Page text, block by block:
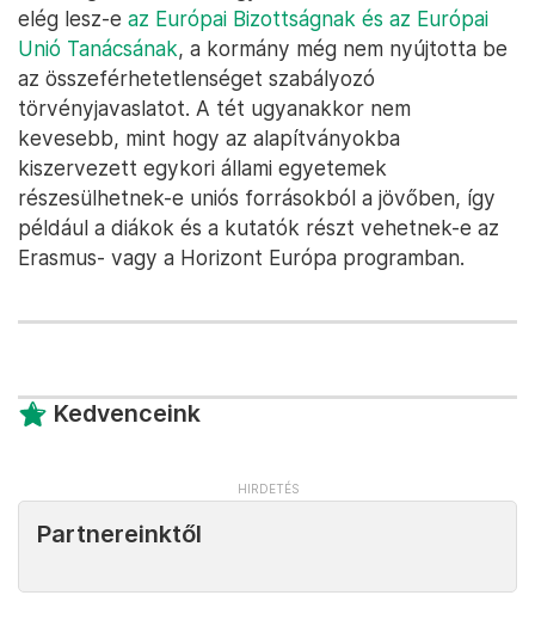
elég lesz-e az Európai Bizottságnak és az Európai
Unió Tanácsának, a kormány még nem nyújtotta be
az összeférhetetlenséget szabályozó
törvényjavaslatot. A tét ugyanakkor nem
kevesebb, mint hogy az alapítványokba
kiszervezett egykori állami egyetemek
részesülhetnek-e uniós forrásokból a jövőben, így
például a diákok és a kutatók részt vehetnek-e az
Erasmus- vagy a Horizont Európa programban.
Kedvenceink
Partnereinktől